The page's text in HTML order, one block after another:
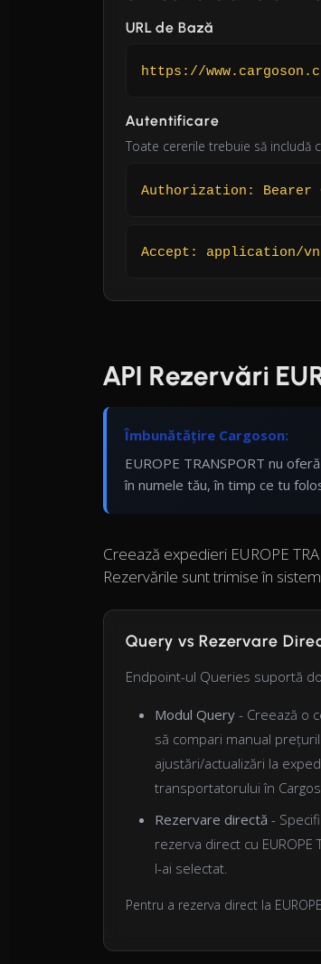
URL de Bază
https://
Autentificare
Toate cererile trebuie să includă
Authorization: Bearer
Accept: application/
API Rezervări
Îmbunătățire Cargoson:
EUROPE TRANSPORT nu
în numele tău, în timp ce tu
Creează expedieri EUROPE
Rezervările sunt trimise în
Query vs Rezervare
Endpoint-ul Queries suportă
Modul Query - Creează o
să compari manual
ajustări/actualizări la
transportatorului în
Rezervare directă -
rezerva direct cu
l-ai selectat.
Pentru a rezerva direct la